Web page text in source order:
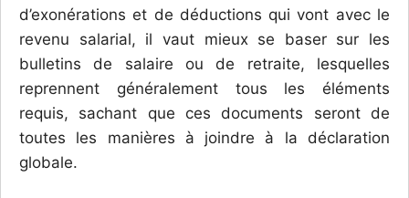
d’exonérations et de déductions qui vont avec le
revenu salarial, il vaut mieux se baser sur les
bulletins de salaire ou de retraite, lesquelles
reprennent généralement tous les éléments
requis, sachant que ces documents seront de
toutes les manières à joindre à la déclaration
globale.